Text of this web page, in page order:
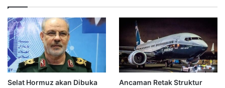
Selat Hormuz akan Dibuka
Ancaman Retak Struktur